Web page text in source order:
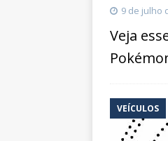
9 de julho
Veja
VEÍCULOS